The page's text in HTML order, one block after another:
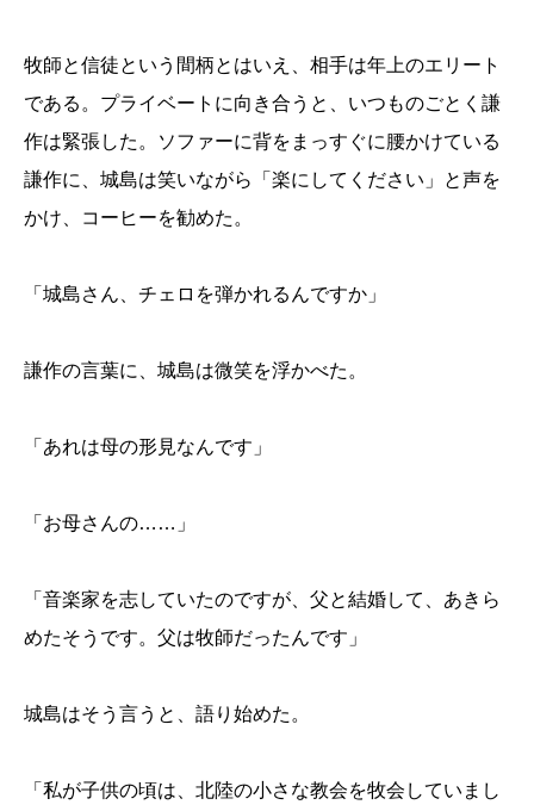
牧師と信徒という間柄とはいえ、相手は年上のエリート
である。プライベートに向き合うと、いつものごとく謙
作は緊張した。ソファーに背をまっすぐに腰かけている
謙作に、城島は笑いながら「楽にしてください」と声を
かけ、コーヒーを勧めた。
「城島さん、チェロを弾かれるんですか」
謙作の言葉に、城島は微笑を浮かべた。
「あれは母の形見なんです」
「お母さんの……」
「音楽家を志していたのですが、父と結婚して、あきら
めたそうです。父は牧師だったんです」
城島はそう言うと、語り始めた。
「私が子供の頃は、北陸の小さな教会を牧会していまし